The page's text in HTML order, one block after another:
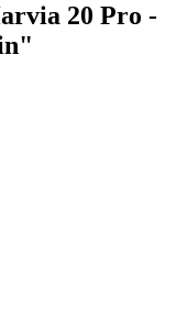
20 Pro -